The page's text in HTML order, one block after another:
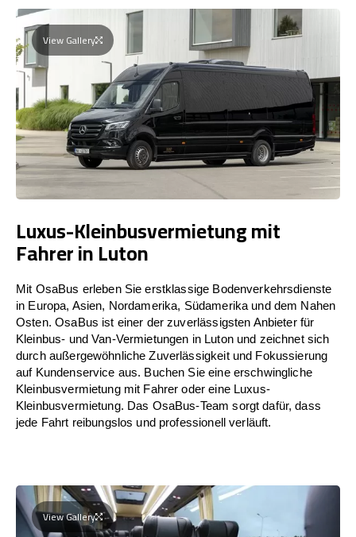
View Gallery
Luxus-Kleinbusvermietung mit
Fahrer in Luton
Mit OsaBus erleben Sie erstklassige Bodenverkehrsdienste
in Europa, Asien, Nordamerika, Südamerika und dem Nahen
Osten. OsaBus ist einer der zuverlässigsten Anbieter für
Kleinbus- und Van-Vermietungen in Luton und zeichnet sich
durch außergewöhnliche Zuverlässigkeit und Fokussierung
auf Kundenservice aus. Buchen Sie eine erschwingliche
Kleinbusvermietung mit Fahrer oder eine Luxus-
Kleinbusvermietung. Das OsaBus-Team sorgt dafür, dass
jede Fahrt reibungslos und professionell verläuft.
View Gallery